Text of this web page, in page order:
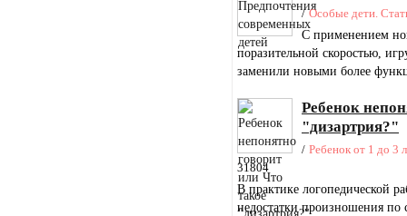
/ Особые дети.
С применением
поразительной скоростью,
заменили новыми более
Ребенок
"дизартрия?"
/ Ребенок от 1 до 3
31804
В практике логопедической
недостатки произношения